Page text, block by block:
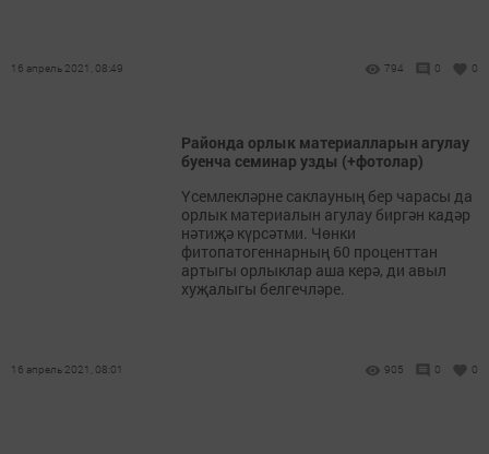
16 апрель 2021, 08:49 794 0 0
Районда орлык материалларын агулау
буенча семинар узды (+фотолар)
Үсемлекләрне саклауның бер чарасы да
орлык материалын агулау биргән кадәр
нәтиҗә күрсәтми. Чөнки
фитопатогеннарның 60 проценттан
артыгы орлыклар аша керә, ди авыл
хуҗалыгы белгечләре.
16 апрель 2021, 08:01 905 0 0